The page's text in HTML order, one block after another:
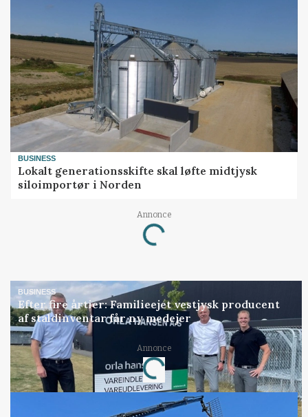
BUSINESS
Lokalt generationsskifte skal løfte midtjysk
siloimportør i Norden
Annonce
Loading...
BUSINESS
Efter fire årtier: Familieejet vestjysk producent
af staldinventar får ny medejer
Annonce
Loading...